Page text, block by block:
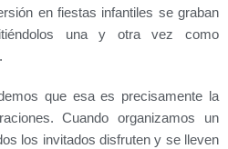
en fiestas infantiles se graban
una y otra vez como
que esa es precisamente la
Cuando organizamos un
los invitados disfruten y se lleven